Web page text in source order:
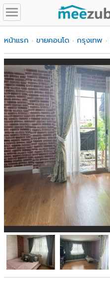
หน้าแรก ขายคอนโด กรุงเทพ